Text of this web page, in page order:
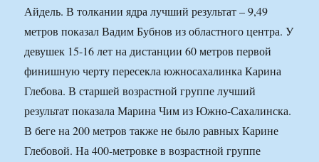
Айдель. В толкании ядра лучший результат – 9,49
метров показал Вадим Бубнов из областного центра. У
девушек 15-16 лет на дистанции 60 метров первой
финишную черту пересекла южносахалинка Карина
Глебова. В старшей возрастной группе лучший
результат показала Марина Чим из Южно-Сахалинска.
В беге на 200 метров также не было равных Карине
Глебовой. На 400-метровке в возрастной группе